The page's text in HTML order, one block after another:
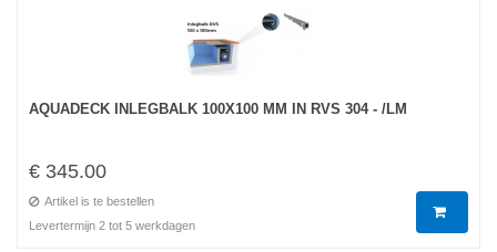
AQUADECK INLEGBALK 100X100 MM IN RVS 304 - /LM
€ 345.00
Artikel is te bestellen
Levertermijn 2 tot 5 werkdagen